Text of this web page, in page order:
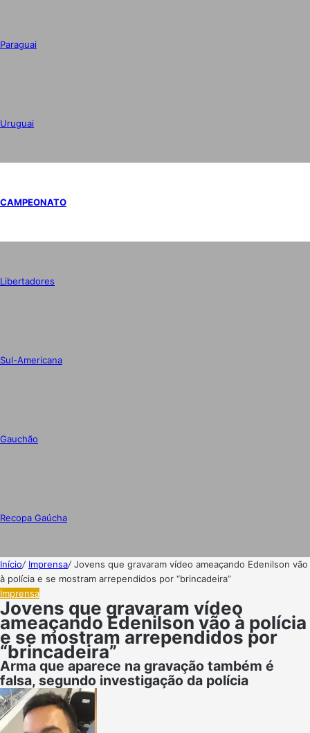
Paraguai
Uruguai
CAMPEONATO
Libertadores
Sul-Americana
Gauchão
Recopa Gaúcha
Início/ Imprensa/Jovens que gravaram vídeo ameaçando Edenilson vão
à polícia e se mostram arrependidos por “brincadeira”
Imprensa
Jovens que gravaram vídeo
ameaçando Edenilson vão à polícia
e se mostram arrependidos por
“brincadeira”
Arma que aparece na gravação também é
falsa, segundo investigação da polícia